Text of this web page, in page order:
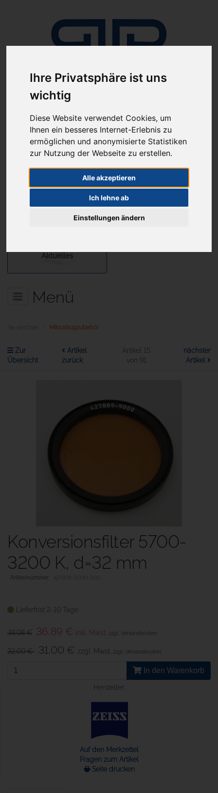
Ihre Privatsphäre ist uns
wichtig
Diese Website verwendet Cookies, um
Ihnen ein besseres Internet-Erlebnis zu
ermöglichen und anonymisierte Statistiken
zur Nutzung der Webseite zu erstellen.
Alle akzeptieren
Ich lehne ab
Einstellungen ändern
ab 100€ versandkostenfrei
(innerhalb Deutschlands)
Aktuelles
Menü
Sie sind hier: Mikroskopzubehör
Zur
Übersicht
Artikel
zurück
Artikel 15
von 91
nächster
Artikel
Konversionsfilter 5700-
3200 K, d=32 mm
Lieferfrist 2-10 Tage
38,08 € 36,89 € inkl. Mwst. zzgl. Versandkosten
32,00 € 31,00 € zzgl. Mwst. zzgl. Versandkosten
In den Warenkorb
Hersteller:
Auf den Merkzettel
Fragen zum Artikel
🖶 Seite drucken